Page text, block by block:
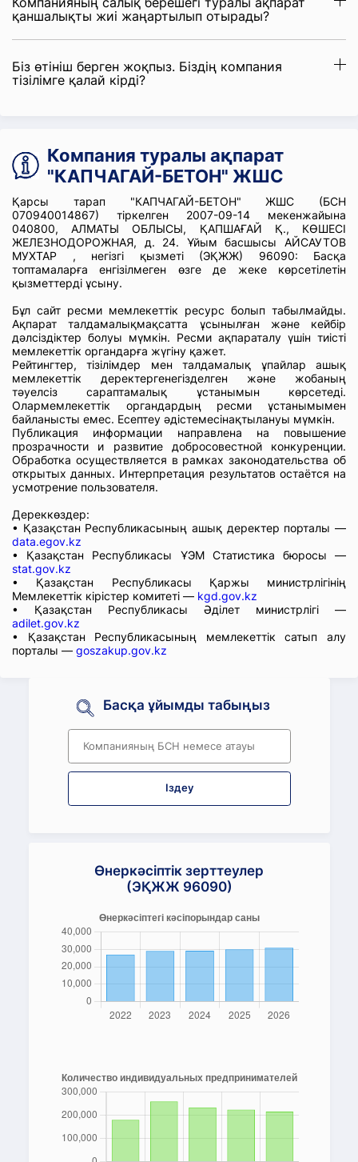
қаншалықты жиі жаңартылып отырады?
Біз өтініш берген жоқпыз. Біздің компания
тізілімге қалай кірді?
Компания туралы ақпарат
"КАПЧАГАЙ-БЕТОН" ЖШС
Қарсы тарап "КАПЧАГАЙ-БЕТОН" ЖШС (БСН
070940014867) тіркелген 2007-09-14 мекенжайына
040800, АЛМАТЫ ОБЛЫСЫ, ҚАПШАҒАЙ Қ., КӨШЕСІ
ЖЕЛЕЗНОДОРОЖНАЯ, д. 24. Ұйым басшысы АЙСАУТОВ
МУХТАР , негізгі қызметі (ЭҚЖЖ) 96090: Басқа
топтамаларға енгізілмеген өзге де жеке көрсетілетін
қызметтерді ұсыну.
Бұл сайт ресми мемлекеттік ресурс болып табылмайды.
Ақпарат талдамалықмақсатта ұсынылған және кейбір
дәлсіздіктер болуы мүмкін. Ресми ақпараталу үшін тиісті
мемлекеттік органдарға жүгіну қажет.
Рейтингтер, тізілімдер мен талдамалық ұпайлар ашық
мемлекеттік деректергенегізделген және жобаның
тәуелсіз сараптамалық ұстанымын көрсетеді.
Олармемлекеттік органдардың ресми ұстанымымен
байланысты емес. Есептеу әдістемесінақтылануы мүмкін.
Публикация информации направлена на повышение
прозрачности и развитие добросовестной конкуренции.
Обработка осуществляется в рамках законодательства об
открытых данных. Интерпретация результатов остаётся на
усмотрение пользователя.
Дереккөздер:
• Қазақстан Республикасының ашық деректер порталы —
data.egov.kz
• Қазақстан Республикасы ҰЭМ Статистика бюросы —
stat.gov.kz
• Қазақстан Республикасы Қаржы министрлігінің
Мемлекеттік кірістер комитеті — kgd.gov.kz
• Қазақстан Республикасы Әділет министрлігі —
adilet.gov.kz
• Қазақстан Республикасының мемлекеттік сатып алу
порталы — goszakup.gov.kz
Басқа ұйымды табыңыз
Іздеу
Өнеркәсіптік зерттеулер
(ЭҚЖЖ 96090)